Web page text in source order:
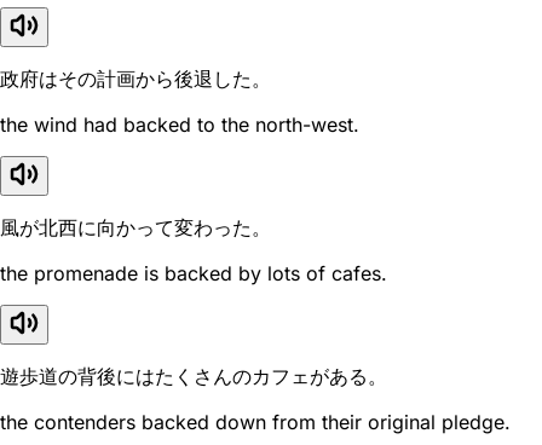
政府はその計画から後退した。
the wind had backed to the north-west.
風が北西に向かって変わった。
the promenade is backed by lots of cafes.
遊歩道の背後にはたくさんのカフェがある。
the contenders backed down from their original pledge.